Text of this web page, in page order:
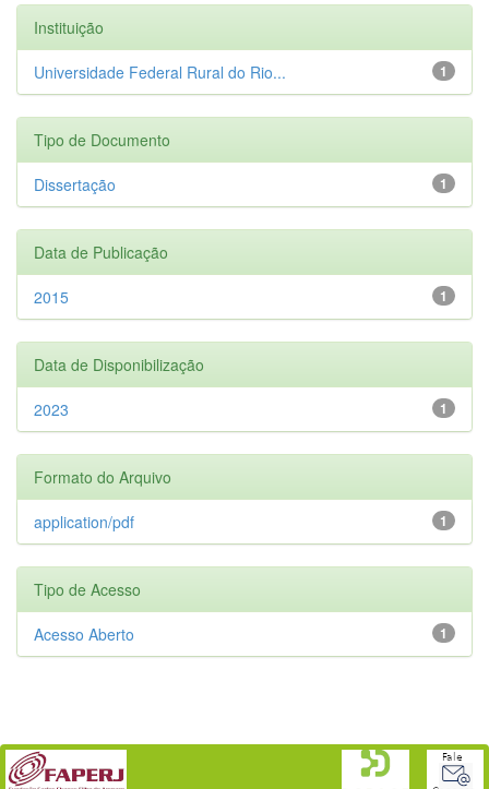
Instituição
1
Universidade Federal Rural do Rio...
Tipo de Documento
1
Dissertação
Data de Publicação
1
2015
Data de Disponibilização
1
2023
Formato do Arquivo
1
application/pdf
Tipo de Acesso
1
Acesso Aberto